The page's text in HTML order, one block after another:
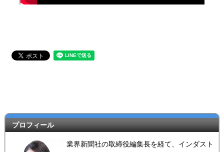
プロフィール
業界新聞社の取締役編集長を経て、インダスト